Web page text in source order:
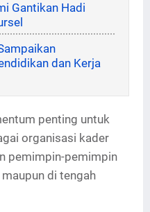
Gantikan Hadi
dan Kerja
penting untuk
organisasi kader
pemimpin-pemimpin
di tengah